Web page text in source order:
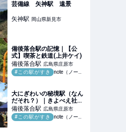
芸備線 矢神駅 遠景
矢神駅 岡山県新見市
備後落合駅の記憶｜【公
式】喫茶と鉄道(上井ケイ)
備後落合駅 広島県庄原市
#この駅がすき
note（ノート）
大にぎわいの秘境駅（なん
だそれ？）｜きよべえ社会
科の窓(佐藤清崇)
備後落合駅 広島県庄原市
#この駅がすき
note（ノート）